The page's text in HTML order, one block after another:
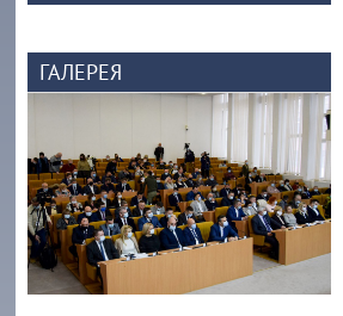
ГАЛЕРЕЯ